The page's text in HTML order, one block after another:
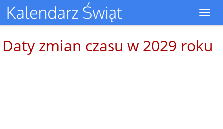
Daty zmian czasu w 2029 roku